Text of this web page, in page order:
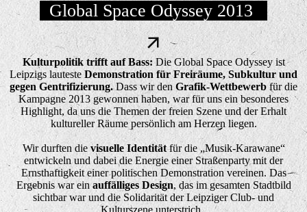
Global Space Odyssey 2013
Kulturpolitik trifft auf Bass:Die Global Space Odyssey ist
Leipzigs lautesteDemonstration für Freiräume, Subkultur und
gegen Gentrifizierung.Dass wir denGrafik-Wettbewerbfür die
Kampagne 2013 gewonnen haben, war für uns ein besonderes
Highlight, da uns die Themen der freien Szene und der Erhalt
kultureller Räume persönlich am Herzen liegen.
Wir durften dievisuelle Identitätfür die „Musik-Karawane“
entwickeln und dabei die Energie einer Straßenparty mit der
Ernsthaftigkeit einer politischen Demonstration vereinen. Das
Ergebnis war einauffälliges Design, das im gesamten Stadtbild
sichtbar war und die Solidarität der Leipziger Club- und
Kulturszene unterstrich.